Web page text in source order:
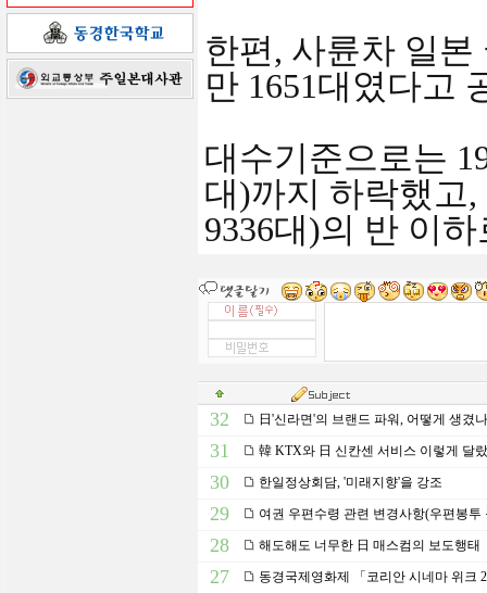
한편, 사륜차 일본
만 1651대였다고
대수기준으로는
대)까지 하락했고,
9336대)의 반 이
32 日'신라면'의 브랜드 파워, 어떻게 생겼
31 韓 KTX와 日 신칸센 서비스 이렇게 달
30 한일정상회담, '미래지향'을 강조
29 여권 우편수령 관련 변경사항(우편봉투
28 해도해도 너무한 日 매스컴의 보도행태
27 동경국제영화제 「코리안 시네마 위크